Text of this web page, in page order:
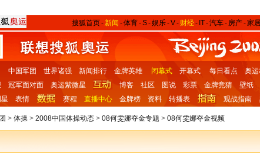
搜狐首页- 新闻 -体育-S-娱乐-V- 财经- IT-汽车- 房产-家
中国军团 世界诸强 新闻排行 金牌英雄 闭幕式 开幕式 每日看点 奥
冠军面对面 奥运紫微星 博客 社区 图说 彩票 金牌竞猜 壁纸
表情 赛程 直播中心 金牌榜 资料 转播表 观战指南
> 体操 > 2008中国体操动态 > 08何雯娜夺金专题 > 08何雯娜夺金视频